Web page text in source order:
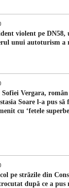
violent pe DN58,
unui autoturism a
Vergara,
Soare l-a pus să
cu ‘fetele
pe străzile din
după ce a pus